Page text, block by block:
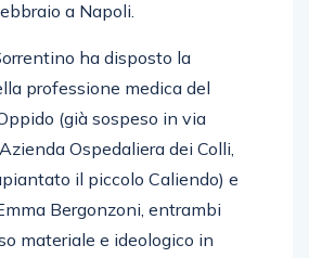
a Napoli.
ha disposto la
professione medica del
(già sospeso in via
Ospedaliera dei Colli,
il piccolo Caliendo) e
Bergonzoni, entrambi
materiale e ideologico in